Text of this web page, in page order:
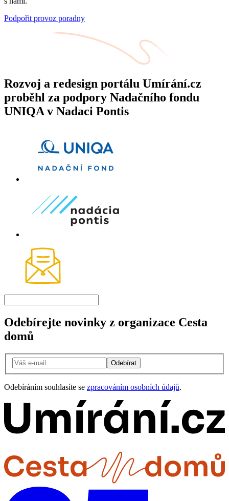
Podpořit provoz poradny
Rozvoj a redesign portálu Umírání.cz
proběhl za podpory Nadačního fondu
UNIQA v Nadaci Pontis
Odebírejte novinky z organizace Cesta
domů
Odebírat
Odebíráním souhlasíte se zpracováním osobních údajů.